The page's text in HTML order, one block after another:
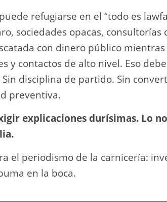
refugiarse en el “todo es
sociedades opacas, consultorías
con dinero público
y contactos de alto nivel. Eso
disciplina de partido. Sin
preventiva.
explicaciones durísimas. Lo
el periodismo de la carnicería:
en la boca.